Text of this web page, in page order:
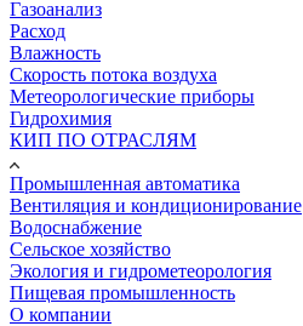
Газоанализ
Расход
Влажность
Скорость потока воздуха
Метеорологические приборы
Гидрохимия
КИП ПО ОТРАСЛЯМ
Промышленная автоматика
Вентиляция и кондиционирование
Водоснабжение
Сельское хозяйство
Экология и гидрометеорология
Пищевая промышленность
О компании